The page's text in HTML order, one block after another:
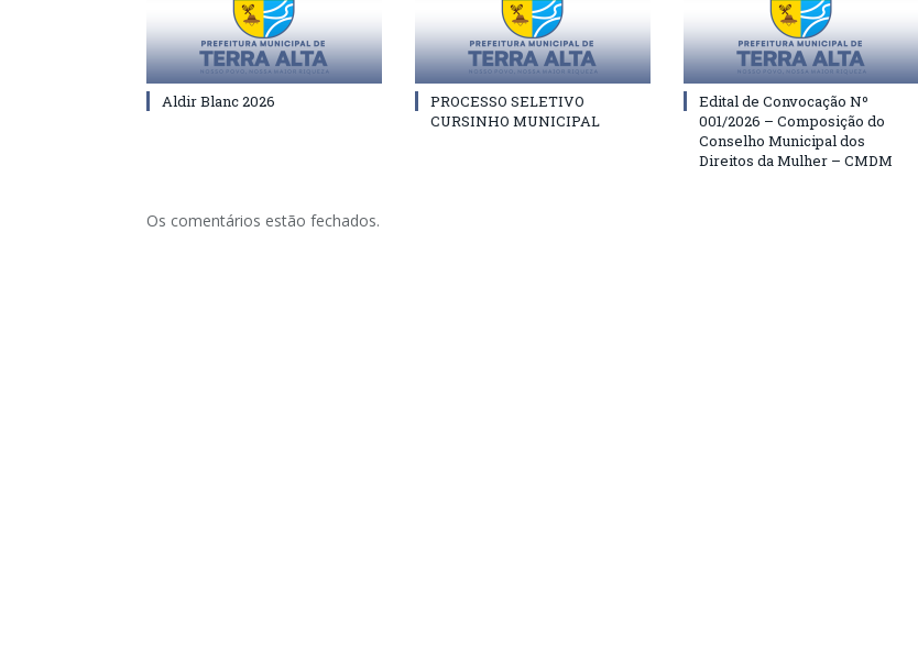
Aldir Blanc 2026
PROCESSO SELETIVO
CURSINHO MUNICIPAL
Edital de Convocação Nº
001/2026 – Composição do
Conselho Municipal dos
Direitos da Mulher – CMDM
Os comentários estão fechados.